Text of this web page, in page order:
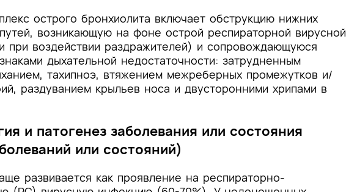
острого бронхиолита включает обструкцию нижних
возникающую на фоне острой респираторной вирусной
при воздействии раздражителей) и сопровождающуюся
дыхательной недостаточности: затрудненным
тахипноэ, втяжением межреберных промежутков и/
раздуванием крыльев носа и двусторонними хрипами в
и патогенез заболевания или состояния
или состояний)
развивается как проявление на респираторно-